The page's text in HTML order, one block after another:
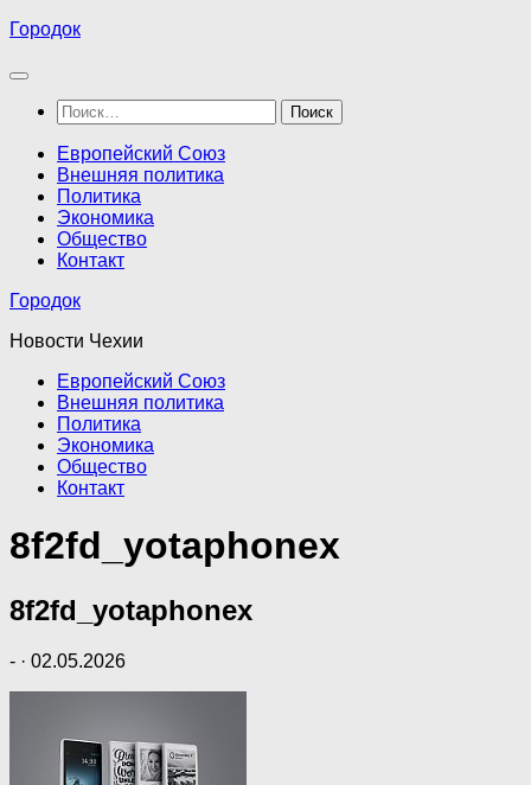
Перейти
содержимому
Городок
Найти:
Европейский Союз
Внешняя политика
Политика
Экономика
Общество
Контакт
Городок
Новости Чехии
Европейский Союз
Внешняя политика
Политика
Экономика
Общество
Контакт
8f2fd_yotaphonex
8f2fd_yotaphonex
- · 02.05.2026